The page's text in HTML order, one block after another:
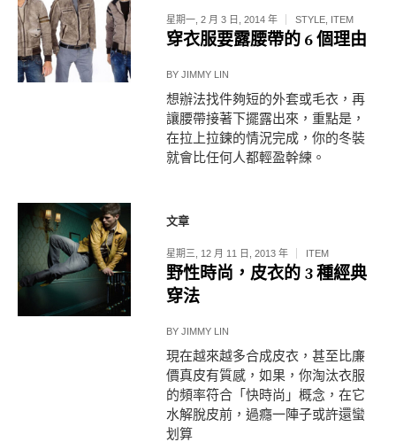
星期一, 2 月 3 日, 2014 年 STYLE ITEM
穿衣服要露腰帶的 6 個理由
BYJIMMY LIN
想辦法找件夠短的外套或毛衣，再
讓腰帶接著下擺露出來，重點是，
在拉上拉鍊的情況完成，你的冬裝
就會比任何人都輕盈幹練。
文章
星期三, 12 月 11 日, 2013 年 ITEM
野性時尚，皮衣的 3 種經典
穿法
BYJIMMY LIN
現在越來越多合成皮衣，甚至比廉
價真皮有質感，如果，你淘汰衣服
的頻率符合「快時尚」概念，在它
水解脫皮前，過癮一陣子或許還蠻
划算